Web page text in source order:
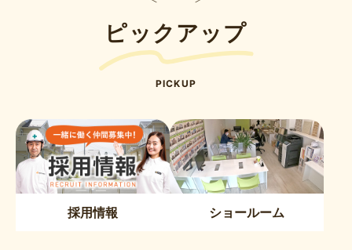
ピックアップ
PICKUP
採用情報 ショールーム